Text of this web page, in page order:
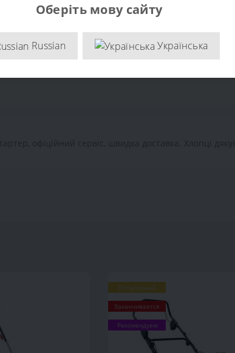
Популярный
Заканчивается
Рекомендуем
Оберіть мову сайту
Russian Українська